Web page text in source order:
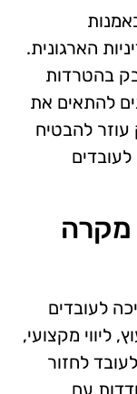
הארגונית.
בהטרדות
להתאים את
עוזר להבטיח
מקרה
לעובדים
ליווי מקצועי,
לחזור
עם